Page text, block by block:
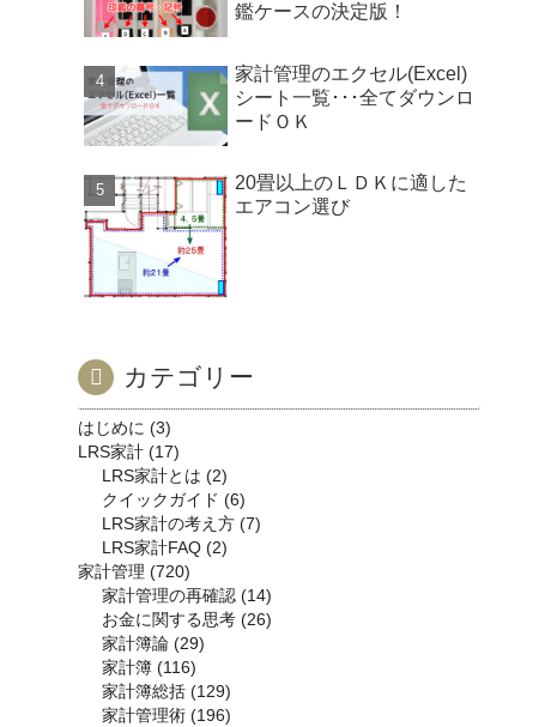
鑑ケースの決定版！
家計管理のエクセル(Excel)
シート一覧･･･全てダウンロ
ードＯＫ
20畳以上のＬＤＫに適した
エアコン選び
カテゴリー
はじめに
3
LRS家計
17
LRS家計とは
2
クイックガイド
6
LRS家計の考え方 7
LRS家計FAQ 2
家計管理
720
家計管理の再確認
14
お金に関する思考 26
家計簿論 29
家計簿
116
家計簿総括
129
家計管理術
196